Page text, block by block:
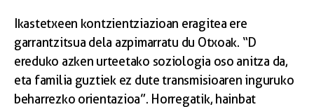
Ikastetxeen kontzientziazioan eragitea ere
garrantzitsua dela azpimarratu du Otxoak. “D
ereduko azken urteetako soziologia oso anitza da,
eta familia guztiek ez dute transmisioaren inguruko
beharrezko orientazioa”. Horregatik, hainbat